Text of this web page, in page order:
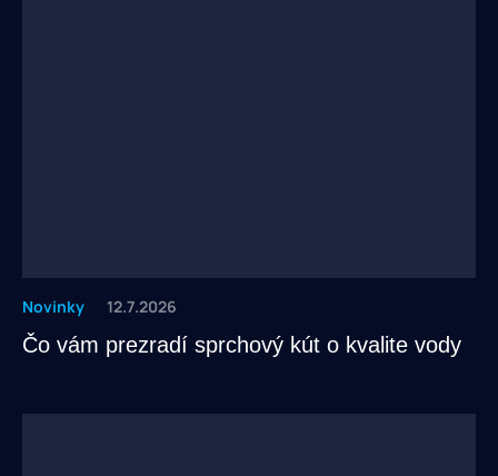
Novinky 12.7.2026
Čo vám prezradí sprchový kút o kvalite vody